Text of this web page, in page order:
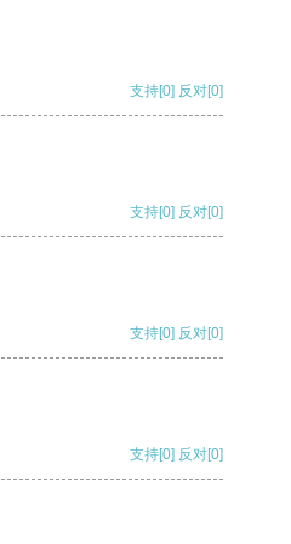
支持[0] 反对[0]
支持[0] 反对[0]
支持[0] 反对[0]
支持[0] 反对[0]